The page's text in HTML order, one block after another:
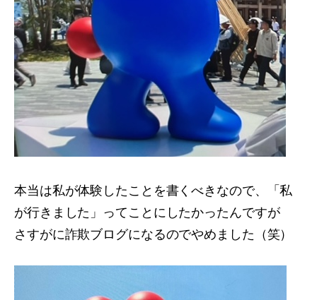
本当は私が体験したことを書くべきなので、「私
が行きました」ってことにしたかったんですが
さすがに詐欺ブログになるのでやめました（笑）